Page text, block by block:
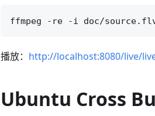
播放： http://localhost:8080/live/
Ubuntu Cross